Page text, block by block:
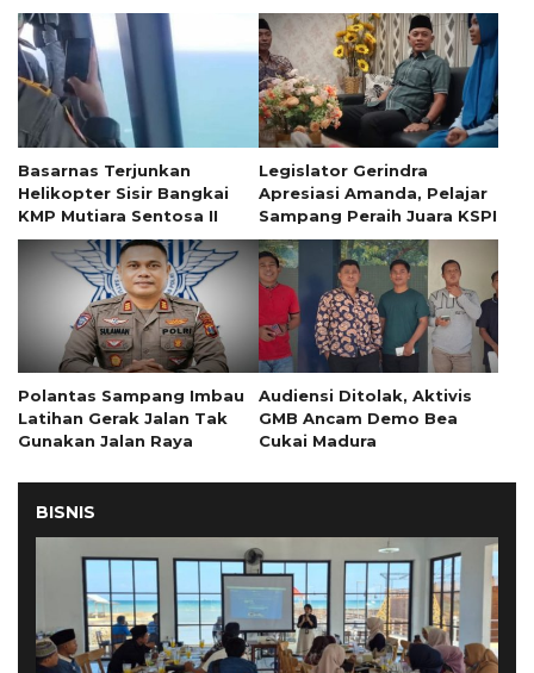
Basarnas Terjunkan
Helikopter Sisir Bangkai
KMP Mutiara Sentosa II
Legislator Gerindra
Apresiasi Amanda, Pelajar
Sampang Peraih Juara KSPI
Polantas Sampang Imbau
Latihan Gerak Jalan Tak
Gunakan Jalan Raya
Audiensi Ditolak, Aktivis
GMB Ancam Demo Bea
Cukai Madura
BISNIS